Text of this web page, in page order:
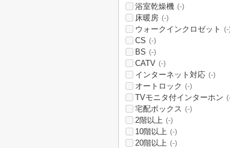
浴室乾燥機 (-)
床暖房 (-)
ウォークインクロゼット (-
CS (-)
BS (-)
CATV (-)
インターネット対応 (-)
オートロック (-)
TVモニタ付インターホン
宅配ボックス (-)
2階以上 (-)
10階以上 (-)
20階以上 (-)